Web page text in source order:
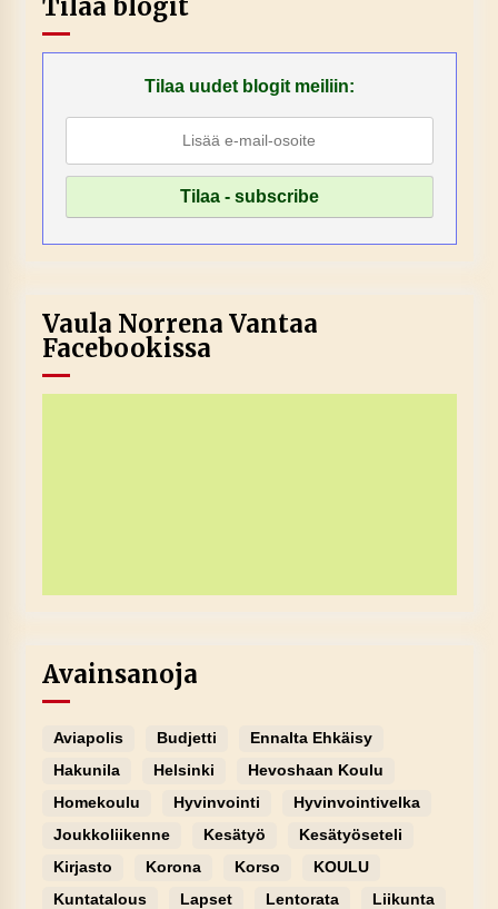
Tilaa blogit
Tilaa uudet blogit meiliin:
Vaula Norrena Vantaa
Facebookissa
Avainsanoja
Aviapolis Budjetti
Ennalta Ehkäisy
Hakunila
Helsinki
Hevoshaan Koulu
Homekoulu
Hyvinvointi
Hyvinvointivelka
Joukkoliikenne
Kesätyö
Kesätyöseteli
Kirjasto
Korona Korso
KOULU
Kuntatalous
Lapset Lentorata
Liikunta